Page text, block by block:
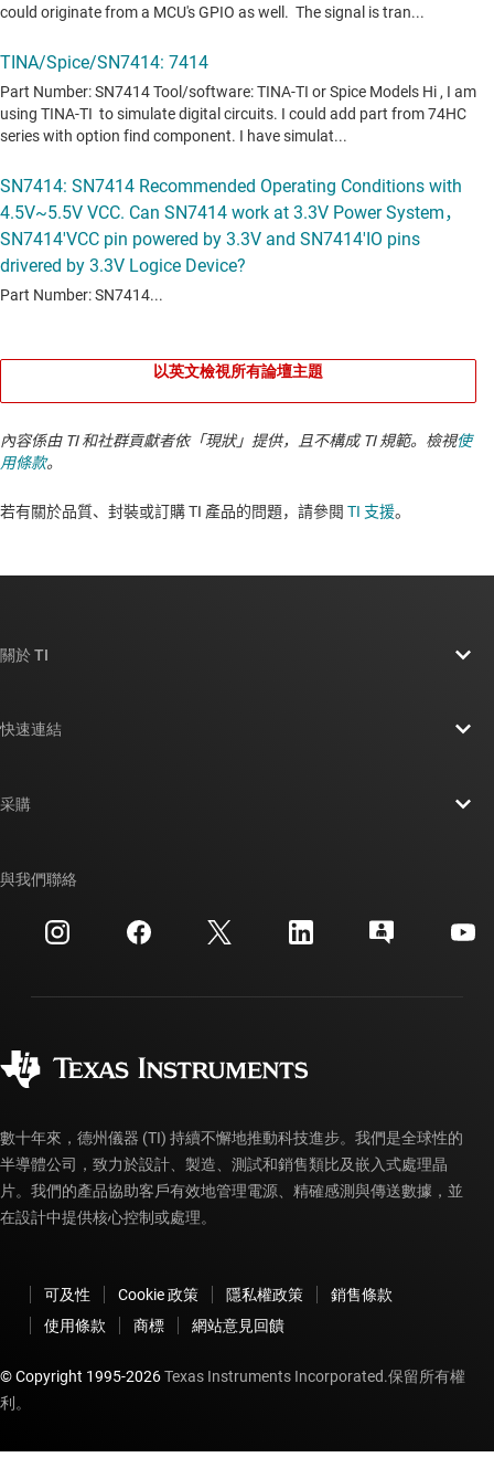
以英文檢視所有論壇主題
內容係由 TI 和社群貢獻者依「現狀」提供，且不構成 TI 規範。檢視使
用條款。
若有關於品質、封裝或訂購 TI 產品的問題，請參閱 TI 支援。​​​​​​​​​​​​​​
關於 TI
投資人關系
製造
快速連結
交互參考搜索
客戶支援中心
myTI 帳戶常見問題解答
采購
訂購 FAQ
與我們聯絡
數十年來，德州儀器 (TI) 持續不懈地推動科技進步。我們是全球性的
半導體公司，致力於設計、製造、測試和銷售類比及嵌入式處理晶
片。我們的產品協助客戶有效地管理電源、精確感測與傳送數據，並
在設計中提供核心控制或處理。
可及性 Cookie 政策 隱私權政策
銷售條款
使用條款
商標 網站意見回饋
© Copyright 1995-2026Texas Instruments Incorporated.保留所有權
利。